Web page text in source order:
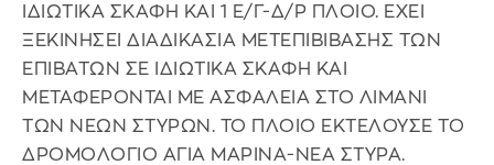
IΔIΩTIKA ΣKAΦH KAI 1 E/Γ-Δ/P ΠΛOIO. EXEI
ΞEKINHΣEI ΔIAΔIKAΣIA METEΠIBIBAΣHΣ TΩN
EΠIBATΩN ΣE IΔIΩTIKA ΣKAΦH KAI
METAΦEPONTAI ME AΣΦAΛEIA ΣTO ΛIMANI
TΩN NEΩN ΣTYPΩN. TO ΠΛOIO EKTEΛOYΣE TO
ΔPOMOΛOΓIO AΓIA MAPINA-NEA ΣTYPA.